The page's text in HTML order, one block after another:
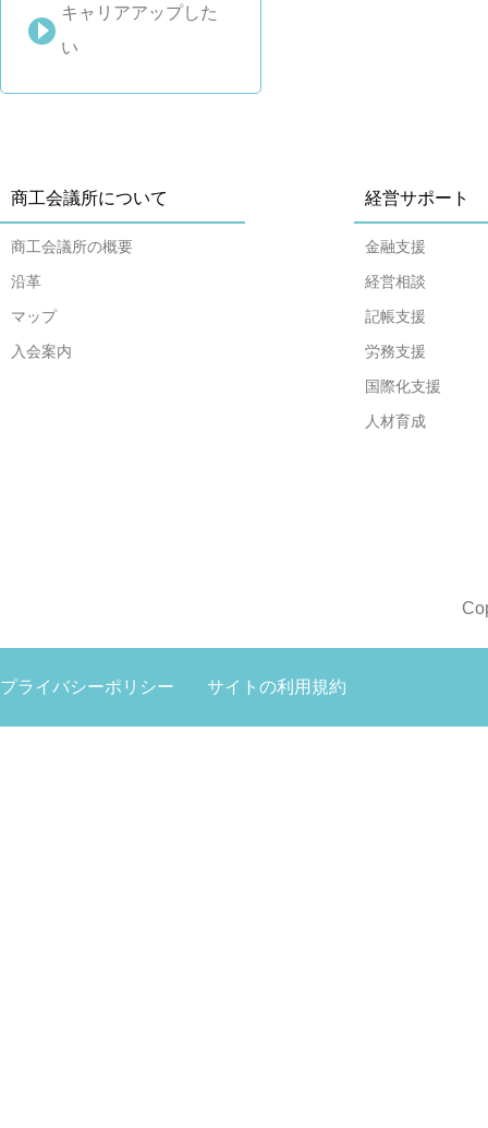
キャリアアップした
い
商工会議所について
商工会議所の概要
沿革
マップ
入会案内
経営サポート
金融支援
経営相談
記帳支援
労務支援
国際化支援
人材育成
プライバシーポリシー サイトの利用規約